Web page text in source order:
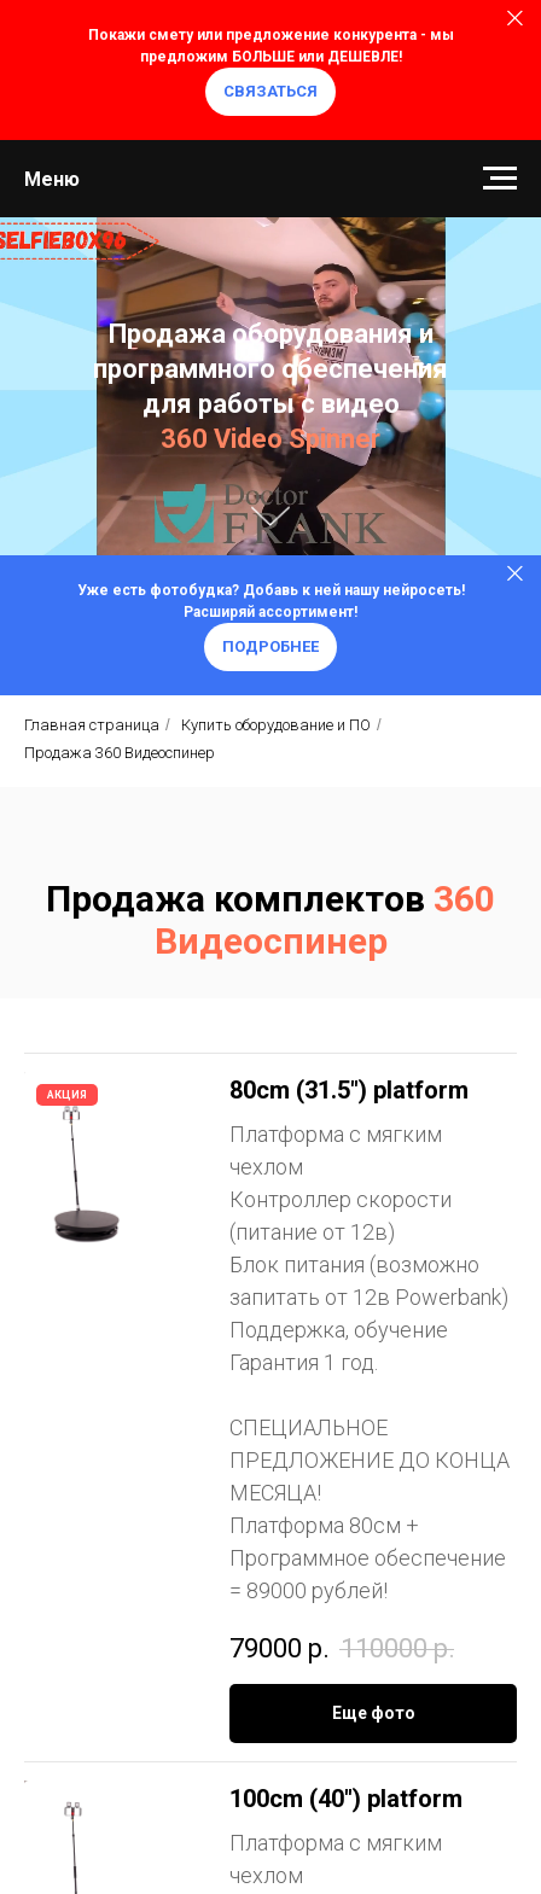
Покажи смету или предложение конкурента - мы
предложим БОЛЬШЕ или ДЕШЕВЛЕ!
СВЯЗАТЬСЯ
Меню
Продажа оборудования и
программного обеспечения
для работы с видео
360 Video Spinner
Уже есть фотобудка? Добавь к ней нашу нейросеть!
Расширяй ассортимент!
ПОДРОБНЕЕ
Главная страница / Купить оборудование и ПО /
Продажа 360 Видеоспинер
Продажа комплектов 360
Видеоспинер
АКЦИЯ 80cm (31.5") platform
Платформа с мягким
чехлом
Контроллер скорости
(питание от 12в)
Блок питания (возможно
запитать от 12в Powerbank)
Поддержка, обучение
Гарантия 1 год.
СПЕЦИАЛЬНОЕ
ПРЕДЛОЖЕНИЕ ДО КОНЦА
МЕСЯЦА!
Платформа 80см +
Программное обеспечение
= 89000 рублей!
79000 р. 110000 р.
Еще фото
100cm (40") platform
Платформа с мягким
чехлом